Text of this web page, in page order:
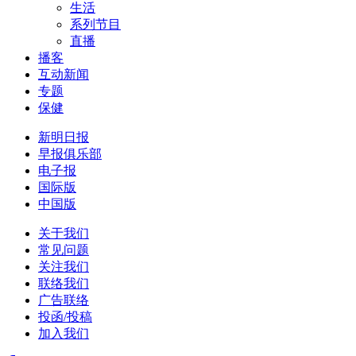
生活
系列节目
直播
播客
互动新闻
专题
保健
新明日报
早报俱乐部
电子报
国际版
中国版
关于我们
常见问题
关注我们
联络我们
广告联络
投函/投稿
加入我们